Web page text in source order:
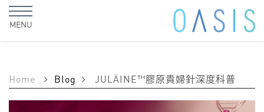
MENU
Home Blog JULÄINE™膠原貴婦針深度科普